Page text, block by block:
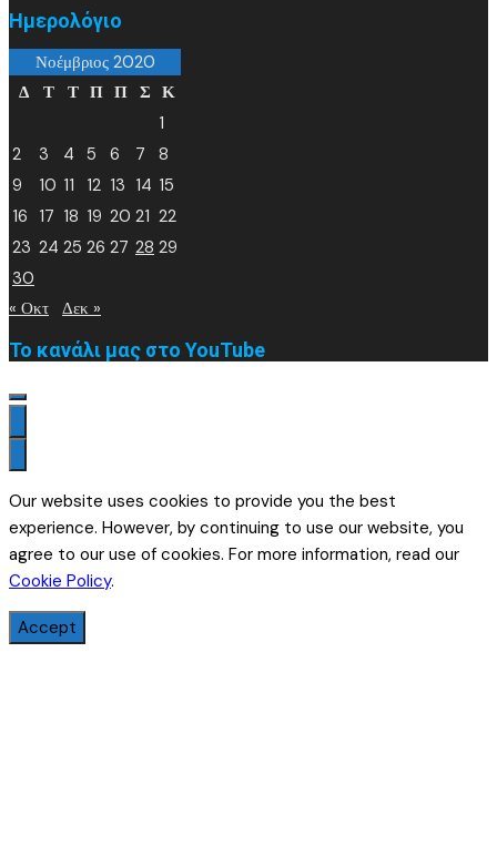
Ημερολόγιο
Νοέμβριος 2020
Δ
Τ Τ Π Π Σ Κ
1
2
3 4 5 6 7
8
9
10 11 12 13 14 15
16 17 18 19 20 21 22
23 24 25 26 27 28 29
30
« Οκτ Δεκ »
Το κανάλι μας στο YouTube
Our website uses cookies to provide you the best
experience. However, by continuing to use our website, you
agree to our use of cookies. For more information, read our
Cookie Policy.
Accept